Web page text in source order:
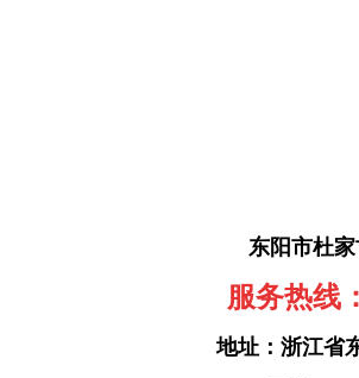
东阳市杜
服务热线
地址：浙江省